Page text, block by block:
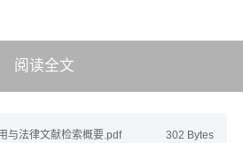
阅读全文
302 Bytes
与法律文献检索概要.pdf